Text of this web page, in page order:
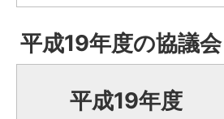
平成19年度の協議会
平成19年度